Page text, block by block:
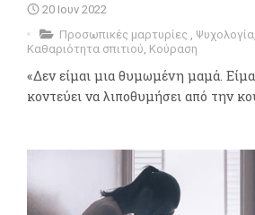
20 Ιουν 2022
Προσωπικές μαρτυρίες
Ψυχολογία
Καθαριότητα σπιτιού Κούραση
«Δεν είμαι μια θυμωμένη μαμά.
κοντεύει να λιποθυμήσει από την